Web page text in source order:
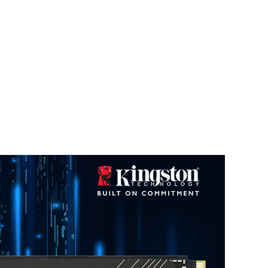
渠道报价
一年 半年 三个月 一个月